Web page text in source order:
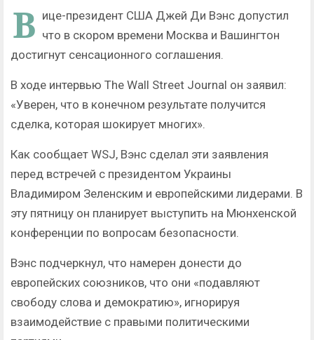
В ице-президент США Джей Ди Вэнс допустил
что в скором времени Москва и Вашингтон
достигнут сенсационного соглашения.
В ходе интервью The Wall Street Journal он заявил:
«Уверен, что в конечном результате получится
сделка, которая шокирует многих».
Как сообщает WSJ, Вэнс сделал эти заявления
перед встречей с президентом Украины
Владимиром Зеленским и европейскими лидерами. В
эту пятницу он планирует выступить на Мюнхенской
конференции по вопросам безопасности.
Вэнс подчеркнул, что намерен донести до
европейских союзников, что они «подавляют
свободу слова и демократию», игнорируя
взаимодействие с правыми политическими